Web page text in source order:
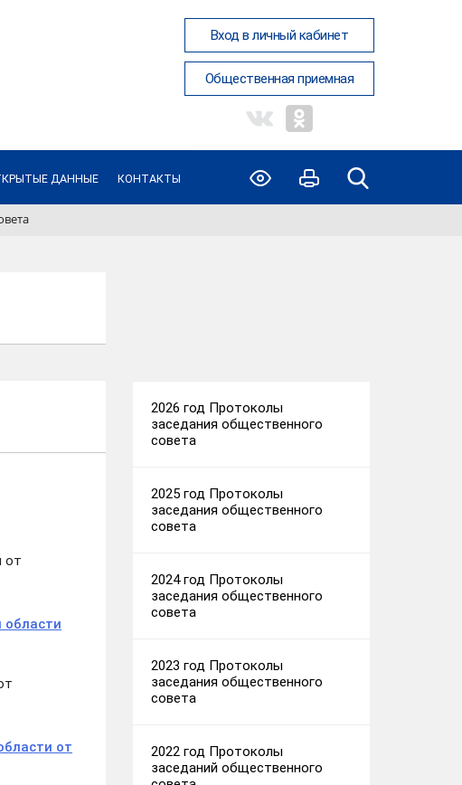
Вход в личный кабинет
Общественная приемная
ДАННЫЕ КОНТАКТЫ
от
области
от
2026 год Протоколы
заседания общественного
совета
2025 год Протоколы
заседания общественного
совета
2024 год Протоколы
заседания общественного
совета
2023 год Протоколы
заседания общественного
совета
2022 год Протоколы
заседаний общественного